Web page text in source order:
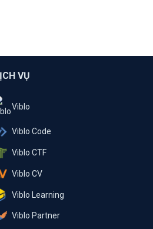
VỤ
Viblo
Viblo Code
Viblo CTF
Viblo CV
Viblo Learning
Viblo Partner